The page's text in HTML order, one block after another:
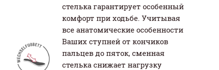
стелька гарантирует особенный
комфорт при ходьбе. Учитывая
все анатомические особенности
Ваших ступней от кончиков
пальцев до пяток, сменная
стелька снижает нагрузку